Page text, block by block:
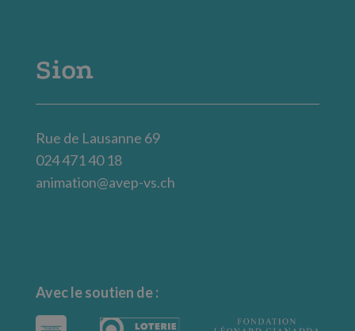
Sion
Rue de Lausanne 69
024 471 40 18
animation@avep-vs.ch
Avec le soutien de :